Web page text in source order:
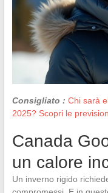
Consigliato : Chi sarà
2025? Scopri le
Canada
un calore
Un inverno rigido